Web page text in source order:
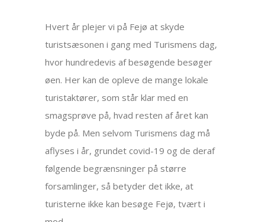
Hvert år plejer vi på Fejø at skyde
turistsæsonen i gang med Turismens dag,
hvor hundredevis af besøgende besøger
øen. Her kan de opleve de mange lokale
turistaktører, som står klar med en
smagsprøve på, hvad resten af året kan
byde på. Men selvom Turismens dag må
aflyses i år, grundet covid-19 og de deraf
følgende begrænsninger på større
forsamlinger, så betyder det ikke, at
turisterne ikke kan besøge Fejø, tvært i